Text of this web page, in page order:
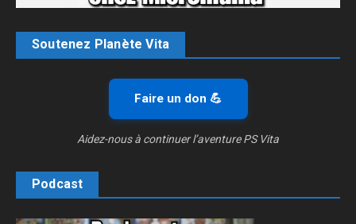
Soutenez Planète Vita
Faire un don 💪
Aidez-nous à continuer l’aventure PS Vita
Podcast